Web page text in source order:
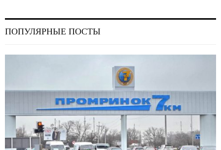
ПОПУЛЯРНЫЕ ПОСТЫ